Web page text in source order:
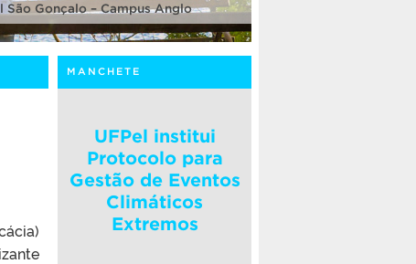
São Gonçalo – Campus Anglo
MANCHETE
UFPel institui
Protocolo para
Gestão de Eventos
Climáticos
Extremos